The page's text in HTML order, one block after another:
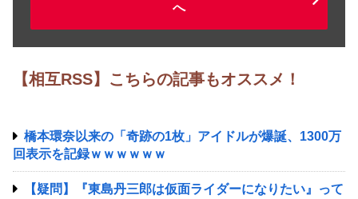
へ
【相互RSS】こちらの記事もオススメ！
橋本環奈以来の「奇跡の1枚」アイドルが爆誕、1300万
回表示を記録ｗｗｗｗｗｗ
【疑問】『東島丹三郎は仮面ライダーになりたい』って